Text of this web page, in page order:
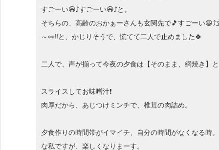
すごーい😆⤴すごーい😆⤴と。
そちらの、高齢のおかぁーさんも玄関先で🎵すごーい😆⤴
～👀‼と、かじりそうで、慌てて二人で止めました🍀
二人で、声が揃って今夜の夕食は【そのまま、網焼き】
スライスしてお味噌汁❗
肉厚だから、あじつけミンチで、椎茸の肉詰め。
夕食作りの時間帯がイマイチ、自分の時間がなくなる時。
な私ですが、楽しくなりまーす。